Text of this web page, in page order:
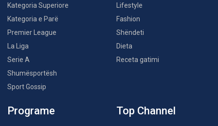
Kategoria Superiore
Kategoria e Parë
Premier League
La Liga
Serie A
Shumësportësh
Sport Gossip
Lifestyle
Fashion
Shëndeti
Dieta
Receta gatimi
Programe Top Channel